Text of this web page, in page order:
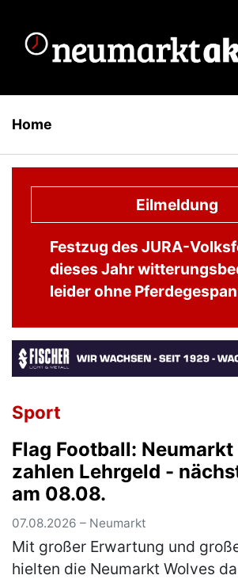
Home
Eilmeldung
Festzug des JURA-
dieses Jahr
leider ohne
Sport
Flag Football:
zahlen Lehrgeld -
am 08.08.
07.08.2026 – Neumarkt
Mit großer Erwartung und
hielten die Neumarkt Wolves